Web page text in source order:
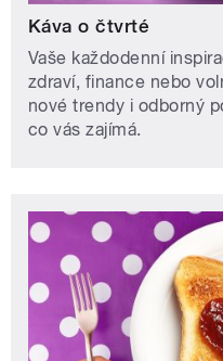
Káva o čtvrté
Vaše každodenní
zdraví, finance nebo
nové trendy i odborný
co vás zajímá.